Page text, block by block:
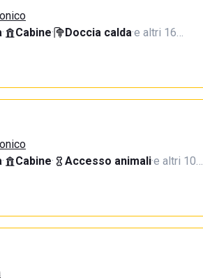
· Cabine· Doccia calda·e altri 16…
· Cabine· Accesso animali·e altri 10…